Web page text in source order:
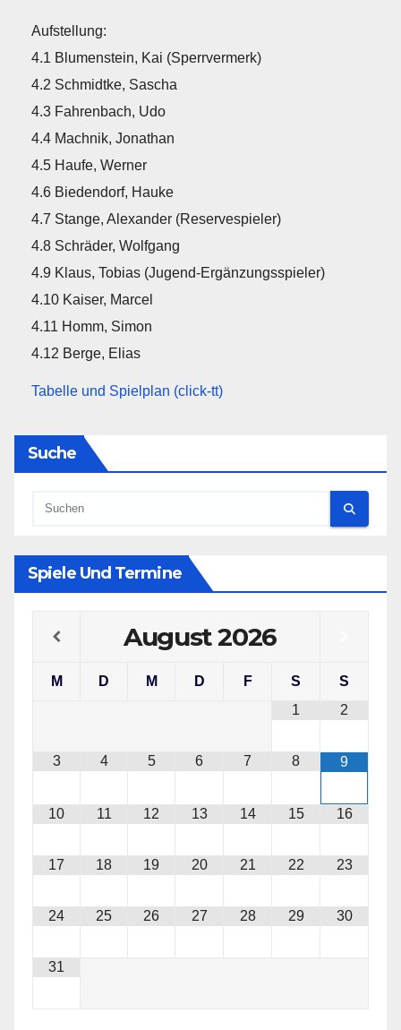
Aufstellung:
4.1 Blumenstein, Kai (Sperrvermerk)
4.2 Schmidtke, Sascha
4.3 Fahrenbach, Udo
4.4 Machnik, Jonathan
4.5 Haufe, Werner
4.6 Biedendorf, Hauke
4.7 Stange, Alexander (Reservespieler)
4.8 Schräder, Wolfgang
4.9 Klaus, Tobias (Jugend-Ergänzungsspieler)
4.10 Kaiser, Marcel
4.11 Homm, Simon
4.12 Berge, Elias
Tabelle und Spielplan (click-tt)
Suche
Spiele Und Termine
August2026
M D M D F S
S
1
2
3 4 5 6 7 8 9
10 11 12 13 14 15 16
17 18 19 20 21 22 23
24 25 26 27 28 29 30
31